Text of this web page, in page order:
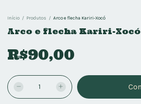
Início / Produtos / Arco e flecha Kariri-Xocó
Arco e flecha Kariri-Xocó
R$90,00